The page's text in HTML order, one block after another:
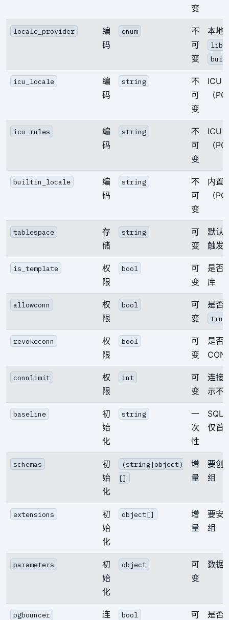
变
locale_provider
编
码
enum
不
可
变
本地
libc
icu_locale
编
码
string
不
可
变
ICU
（
icu_rules
编
码
string
不
可
变
ICU
（
builtin_locale
编
码
string
不
可
变
内置
（
tablespace
存
储
string
可
变
默认
触发
is_template
权
限
bool
可
变
是否
库
allowconn
权
限
bool
可
变
是否
true
revokeconn
权
限
bool
可
变
是否
connlimit
权
限
int
可
变
连接
示不
baseline
初
始
化
string
一
次
性
SQL
仅首
schemas
初
始
化
(string|object)
[]
增
量
要创
组
extensions
初
始
化
object[]
增
量
要安
组
parameters
初
始
化
object
可
变
数据
pgbouncer
连
bool
可
是否